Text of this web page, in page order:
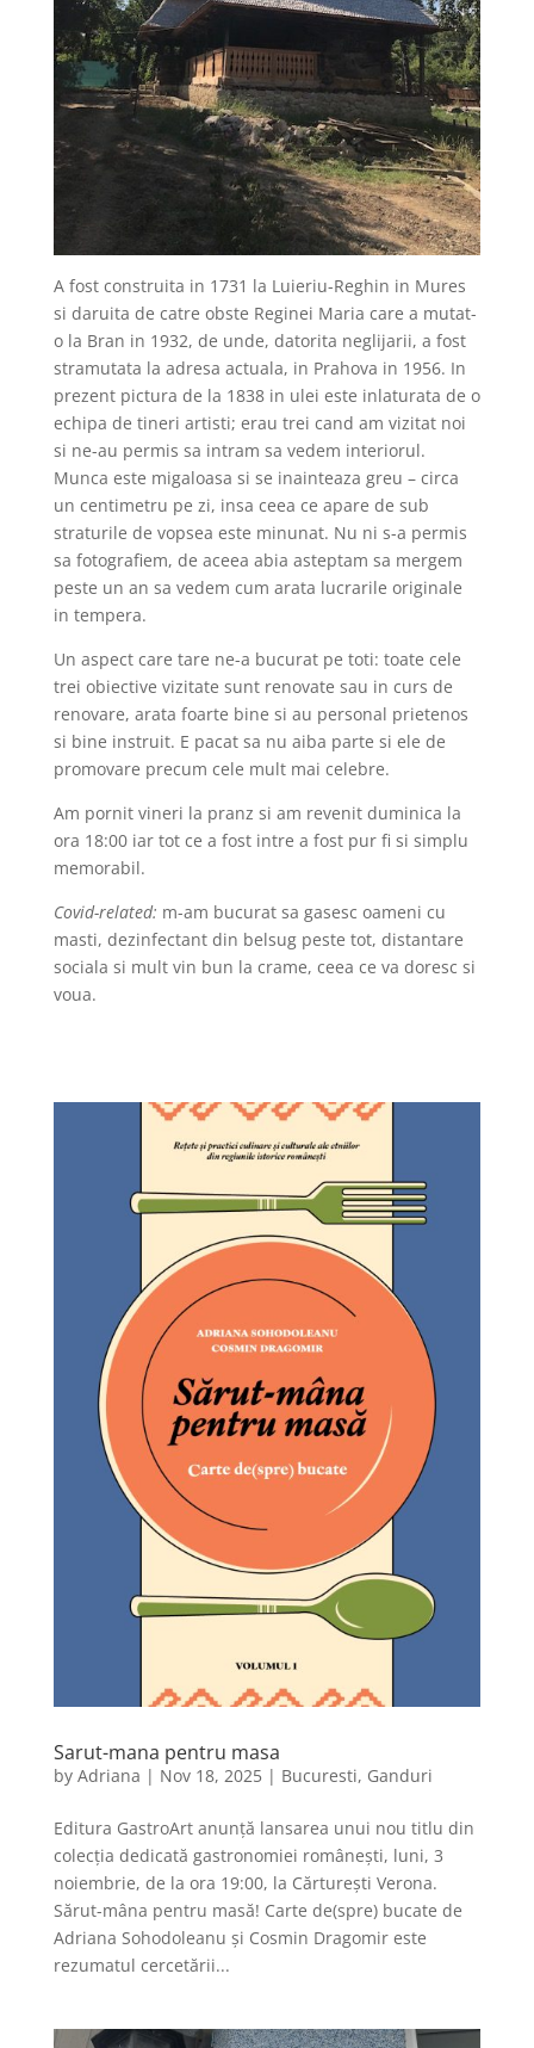
A fost construita in 1731 la Luieriu-Reghin in Mures
si daruita de catre obste Reginei Maria care a mutat-
o la Bran in 1932, de unde, datorita neglijarii, a fost
stramutata la adresa actuala, in Prahova in 1956. In
prezent pictura de la 1838 in ulei este inlaturata de o
echipa de tineri artisti; erau trei cand am vizitat noi
si ne-au permis sa intram sa vedem interiorul.
Munca este migaloasa si se inainteaza greu – circa
un centimetru pe zi, insa ceea ce apare de sub
straturile de vopsea este minunat. Nu ni s-a permis
sa fotografiem, de aceea abia asteptam sa mergem
peste un an sa vedem cum arata lucrarile originale
in tempera.
Un aspect care tare ne-a bucurat pe toti: toate cele
trei obiective vizitate sunt renovate sau in curs de
renovare, arata foarte bine si au personal prietenos
si bine instruit. E pacat sa nu aiba parte si ele de
promovare precum cele mult mai celebre.
Am pornit vineri la pranz si am revenit duminica la
ora 18:00 iar tot ce a fost intre a fost pur fi si simplu
memorabil.
Covid-related: m-am bucurat sa gasesc oameni cu
masti, dezinfectant din belsug peste tot, distantare
sociala si mult vin bun la crame, ceea ce va doresc si
voua.
Sarut-mana pentru masa
by Adriana | Nov 18, 2025| Bucuresti, Ganduri
Editura GastroArt anunță lansarea unui nou titlu din
colecția dedicată gastronomiei românești, luni, 3
noiembrie, de la ora 19:00, la Cărturești Verona.
Sărut-mâna pentru masă! Carte de(spre) bucate de
Adriana Sohodoleanu și Cosmin Dragomir este
rezumatul cercetării...